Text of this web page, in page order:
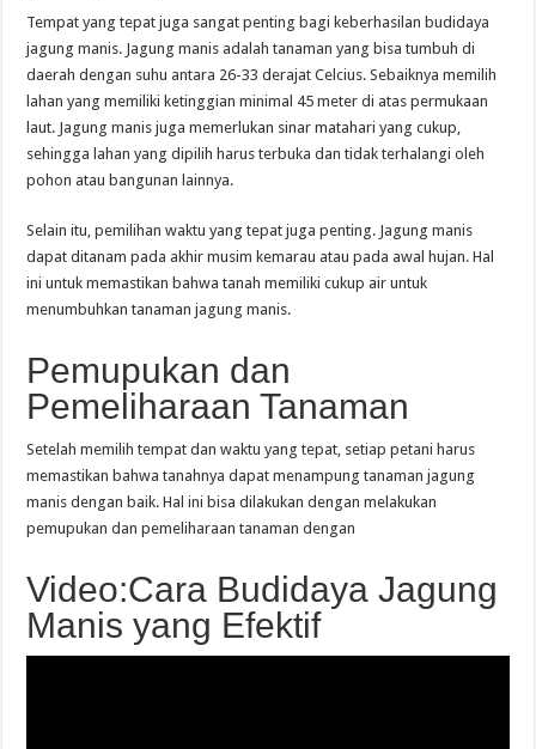
Tempat yang tepat juga sangat penting bagi keberhasilan budidaya
jagung manis. Jagung manis adalah tanaman yang bisa tumbuh di
daerah dengan suhu antara 26-33 derajat Celcius. Sebaiknya memilih
lahan yang memiliki ketinggian minimal 45 meter di atas permukaan
laut. Jagung manis juga memerlukan sinar matahari yang cukup,
sehingga lahan yang dipilih harus terbuka dan tidak terhalangi oleh
pohon atau bangunan lainnya.
Selain itu, pemilihan waktu yang tepat juga penting. Jagung manis
dapat ditanam pada akhir musim kemarau atau pada awal hujan. Hal
ini untuk memastikan bahwa tanah memiliki cukup air untuk
menumbuhkan tanaman jagung manis.
Pemupukan dan
Pemeliharaan Tanaman
Setelah memilih tempat dan waktu yang tepat, setiap petani harus
memastikan bahwa tanahnya dapat menampung tanaman jagung
manis dengan baik. Hal ini bisa dilakukan dengan melakukan
pemupukan dan pemeliharaan tanaman dengan
Video:Cara Budidaya Jagung
Manis yang Efektif